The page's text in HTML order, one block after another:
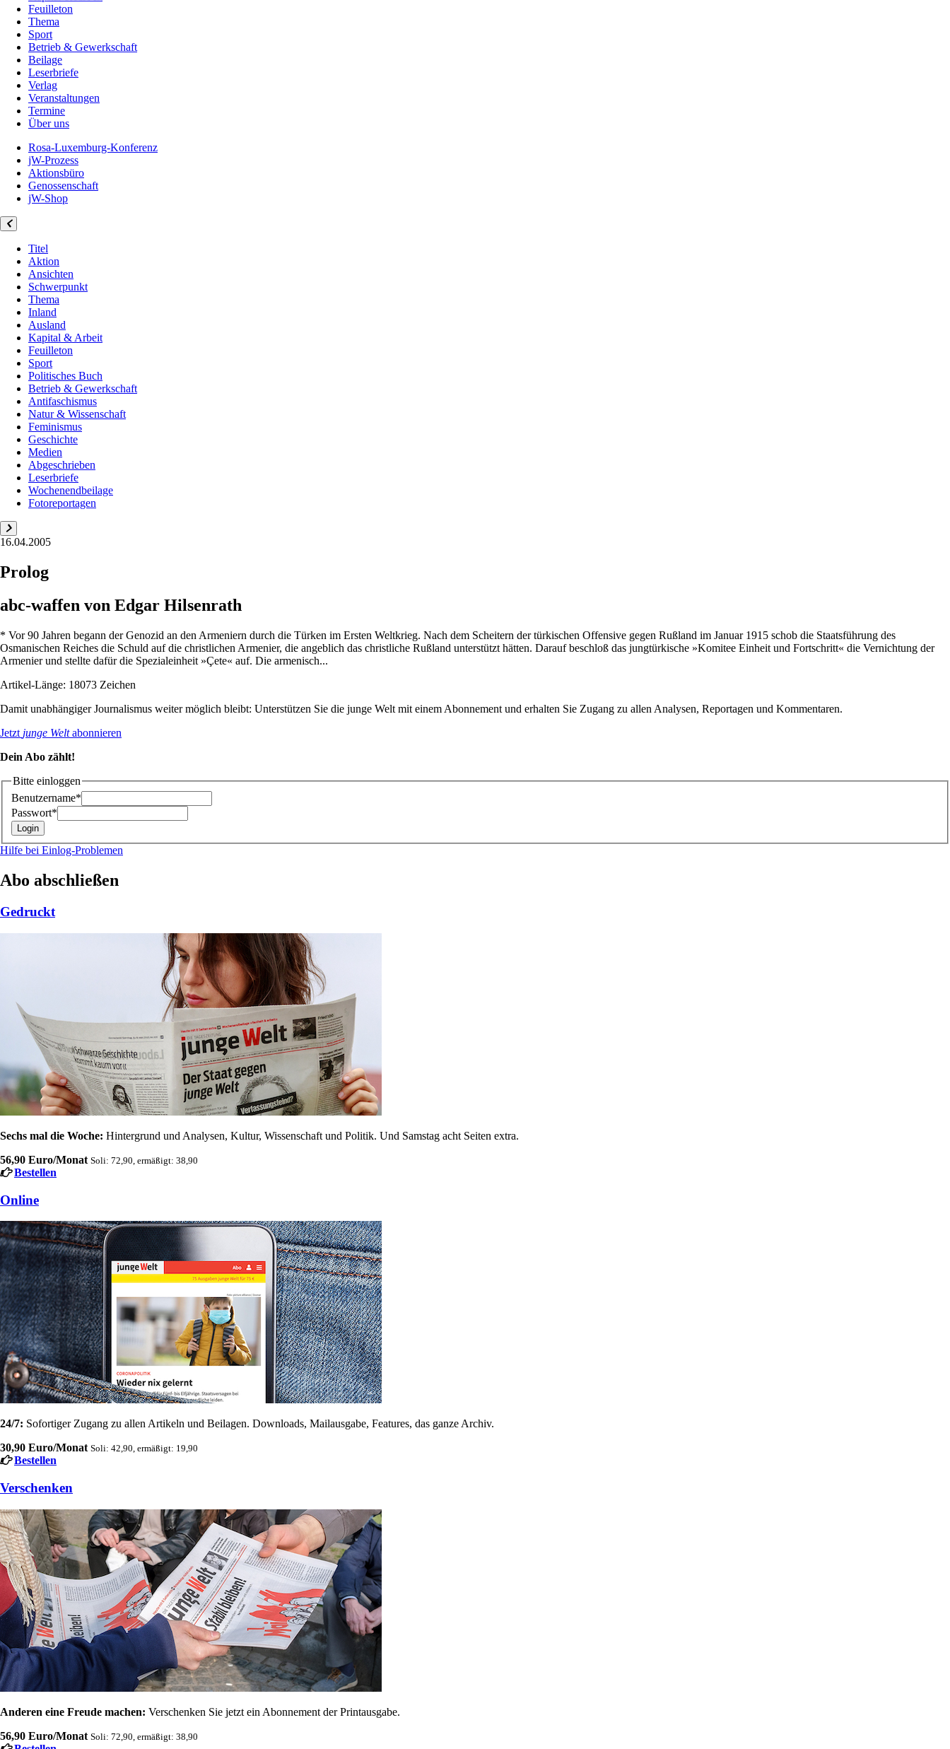
Feuilleton
Thema
Sport
Betrieb & Gewerkschaft
Beilage
Leserbriefe
Verlag
Veranstaltungen
Termine
Über uns
Rosa-Luxemburg-Konferenz
jW-Prozess
Aktionsbüro
Genossenschaft
jW-Shop
Titel
Aktion
Ansichten
Schwerpunkt
Thema
Inland
Ausland
Kapital & Arbeit
Feuilleton
Sport
Politisches Buch
Betrieb & Gewerkschaft
Antifaschismus
Natur & Wissenschaft
Feminismus
Geschichte
Medien
Abgeschrieben
Leserbriefe
Wochenendbeilage
Fotoreportagen
16.04.2005
Prolog
abc-waffen von Edgar Hilsenrath
* Vor 90 Jahren begann der Genozid an den Armeniern durch die Türken im Ersten Weltkrieg. Nach dem Scheitern der türkischen Offensive gegen Rußland im Januar 1915 schob die Staatsführung des
Osmanischen Reiches die Schuld auf die christlichen Armenier, die angeblich das christliche Rußland unterstützt hätten. Darauf beschloß das jungtürkische »Komitee Einheit und Fortschritt« die Vernichtung der
Armenier und stellte dafür die Spezialeinheit »Çete« auf. Die armenisch...
Artikel-Länge: 18073 Zeichen
Damit unabhängiger Journalismus weiter möglich bleibt: Unterstützen Sie die junge Welt mit einem Abonnement und erhalten Sie Zugang zu allen Analysen, Reportagen und Kommentaren.
Jetzt junge Weltabonnieren
Dein Abo zählt!
Bitte einloggen
Benutzername*
Passwort*
Hilfe bei Einlog-Problemen
Abo abschließen
Gedruckt
Sechs mal die Woche: Hintergrund und Analysen, Kultur, Wissenschaft und Politik. Und Samstag acht Seiten extra.
56,90 Euro/Monat Soli: 72,90, ermäßigt: 38,90
Bestellen
Online
24/7: Sofortiger Zugang zu allen Artikeln und Beilagen. Downloads, Mailausgabe, Features, das ganze Archiv.
30,90 Euro/Monat Soli: 42,90, ermäßigt: 19,90
Bestellen
Verschenken
Anderen eine Freude machen: Verschenken Sie jetzt ein Abonnement der Printausgabe.
56,90 Euro/Monat Soli: 72,90, ermäßigt: 38,90